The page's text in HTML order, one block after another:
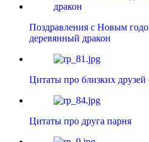
Поздравления с Новым
деревянный дракон
Цитаты про близких
Цитаты про друга парня